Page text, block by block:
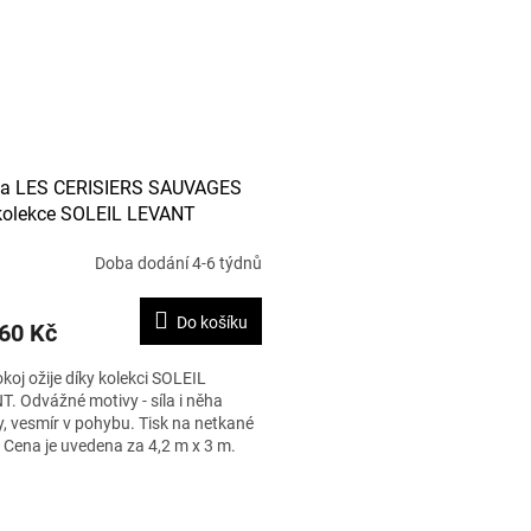
LES CERISIERS SAUVAGES
SOLEIL LEVANT
Doba dodání 4-6 týdnů
Kč Do košíku
ožije díky kolekci SOLEIL
Odvážné motivy - síla i něha
vesmír v pohybu. Tisk na netkané
je uvedena za 4,2 m x 3 m.